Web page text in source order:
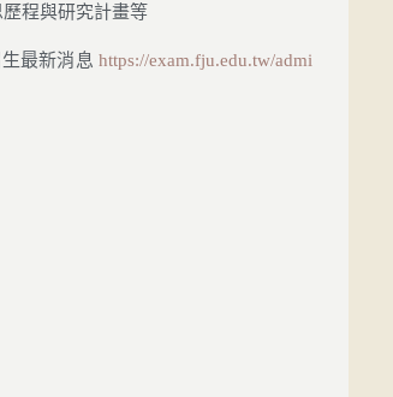
程與研究計畫等
最新消息 https://exam.fju.edu.tw/admi